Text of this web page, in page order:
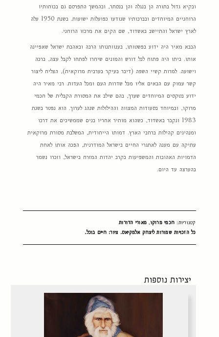
ובקיא גדול בתורה הן בנגלה והן בנסתר, ובהמשך התפרסם גם בכוחותיו
הרוחניים המיוחדים ובברכותיו שנודעו כפועלות ישועות. בשנת 1950 עלה
לארץ ישראל והתיישב באשדוד, שם הקים את מרכזו הרוחני.
הבבא מאיר היה ידוע בפשטותו, בענוותנותו הרבה ובאהבת ישראל שאפיינה
אותו. ביתו היה פתוח לכל דורש והמונים שיחרו לפתחו לקבל עצה, ברכה
וישועה. למרות קשיי השפה (דיבר בעיקר בערבית מרוקאית), הצליח ליצור
קשר עמוק עם הבאים אליו מכל שדרות העם ומכל העדות. רבי מאיר היה
ידוע בטקסים המיוחדים שערך, בהם שילב את המסורת הקבלית של חכמי
מרוקו, ובמיוחד בסעודות המצווה וההילולות שנהג לערוך. הוא נפטר בשנת
1983 ונקבר באשדוד, כשהוא מותיר אחריו בנים שממשיכים את דרכו
ומנהיגים קהילות ברחבי הארץ. דמותו הייחודית, המשלבת מסורת מרוקאית
עתיקה עם מענה לאתגרי החיים בישראל המודרנית, הפכה אותו לאחת
הדמויות האהובות והמשפיעות בקרב יהדות המזרח בישראל, וזכרו נשמר
בהערצה עד היום.
קטגוריות: חכמי מרוקו, מאורי הדורות
כל הזכויות שמורות ליצחק אלמקיאס. ציור: חיים בוכל.
יצירות נוספות